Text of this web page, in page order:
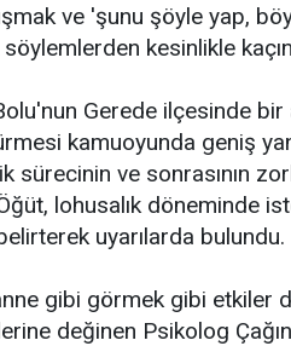
ve 'şunu şöyle yap,
kesinlikle
Gerede ilçesinde bir
kamuoyunda geniş
sürecinin ve sonrasının
lohusalık döneminde
uyarılarda bulundu.
gibi görmek gibi etkiler
değinen Psikolog